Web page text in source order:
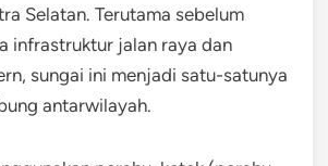
Selatan. Terutama sebelum
infrastruktur jalan raya dan
sungai ini menjadi satu-satunya
antarwilayah.